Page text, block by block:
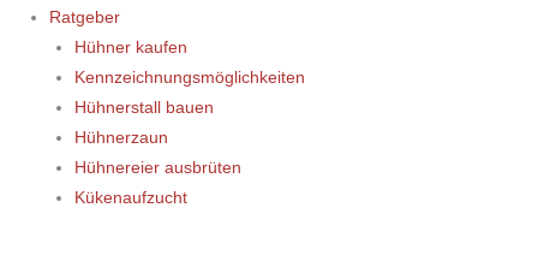
Ratgeber
Hühner kaufen
Kennzeichnungsmöglichkeiten
Hühnerstall bauen
Hühnerzaun
Hühnereier ausbrüten
Kükenaufzucht